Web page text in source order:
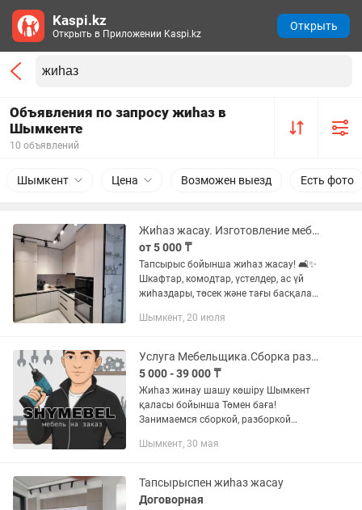
Объявления по запросу жиһаз в
Шымкенте
10 объявлений
Шымкент Цена Возможен выезд Есть фото
Жиһаз жасау. Изготовление мебели на заказ.
от 5 000 ₸
Тапсырыс бойынша жиһаз жасау! 🛋️✨
Шкафтар, комодтар, үстелдер, ас үй
жиһаздары, төсек және тағы басқалар.
стиліңізге ✅ Сапалы материалдар мен
Шымкент, 20 июля
Услуга Мебельщика.Сборка разборка мебель! Жиһаз жинау шашу!
5 000 - 39 000 ₸
Жиһаз жинау шашу көшіру Шымкент
қаласы бойынша Төмен баға!
Занимаемся сборкой, разборкой
-офисная мебель -детские гарнитуры
Шымкент, 30 мая
Тапсырыспен жиһаз жасау
Договорная
Kaspi.kz
Открыть в Приложении Kaspi.kz
Открыть